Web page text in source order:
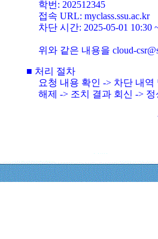
학번: 202512345
접속 URL: myclass.ssu.ac.kr
차단 시간: 2025-05-01 10:30
위와 같은 내용을 cloud-
■ 처리 절차
요청 내용 확인 -> 차단 내
해제 -> 조치 결과 회신 ->